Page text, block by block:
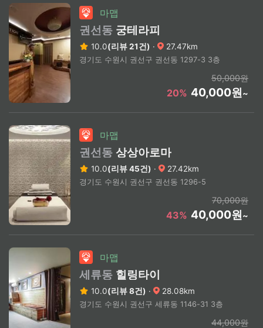
마맵
권선동 궁테라피
10.0(리뷰 21건) · 27.47km
경기도 수원시 권선구 권선동 1297-3 3층
50,000원
20% 40,000원~
마맵
권선동 상상아로마
10.0(리뷰 45건) · 27.42km
경기도 수원시 권선구 권선동 1296-5
70,000원
43% 40,000원~
마맵
세류동 힐링타이
10.0(리뷰 8건) · 28.08km
경기도 수원시 권선구 세류동 1146-31 3층
44,000원